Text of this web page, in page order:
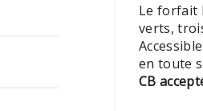
Le forfait
verts,
en toute
CB